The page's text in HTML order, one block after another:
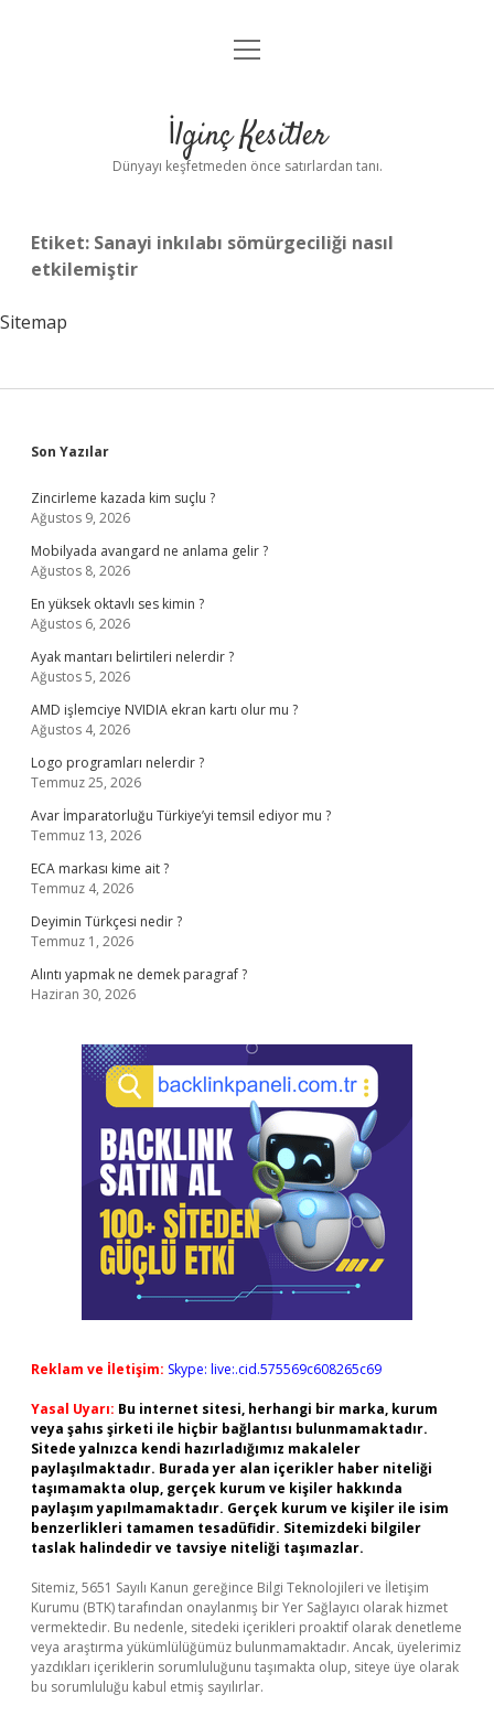
Anasayfa
Yasal Uyarı
menüyü
İlginç Kesitler
Dünyayı keşfetmeden önce satırlardan tanı.
Etiket: Sanayi inkılabı sömürgeciliği nasıl
etkilemiştir
Sitemap
Sidebar
Son Yazılar
Zincirleme kazada kim suçlu ?
Ağustos 9, 2026
Mobilyada avangard ne anlama gelir ?
Ağustos 8, 2026
En yüksek oktavlı ses kimin ?
Ağustos 6, 2026
Ayak mantarı belirtileri nelerdir ?
Ağustos 5, 2026
AMD işlemciye NVIDIA ekran kartı olur mu ?
Ağustos 4, 2026
Logo programları nelerdir ?
Temmuz 25, 2026
Avar İmparatorluğu Türkiye’yi temsil ediyor mu ?
Temmuz 13, 2026
ECA markası kime ait ?
Temmuz 4, 2026
Deyimin Türkçesi nedir ?
Temmuz 1, 2026
Alıntı yapmak ne demek paragraf ?
Haziran 30, 2026
Reklam ve İletişim: Skype: live:.cid.575569c608265c69
Yasal Uyarı: Bu internet sitesi, herhangi bir marka, kurum
veya şahıs şirketi ile hiçbir bağlantısı bulunmamaktadır.
Sitede yalnızca kendi hazırladığımız makaleler
paylaşılmaktadır. Burada yer alan içerikler haber niteliği
taşımamakta olup, gerçek kurum ve kişiler hakkında
paylaşım yapılmamaktadır. Gerçek kurum ve kişiler ile isim
benzerlikleri tamamen tesadüfidir. Sitemizdeki bilgiler
taslak halindedir ve tavsiye niteliği taşımazlar.
Sitemiz, 5651 Sayılı Kanun gereğince Bilgi Teknolojileri ve İletişim
Kurumu (BTK) tarafından onaylanmış bir Yer Sağlayıcı olarak hizmet
vermektedir. Bu nedenle, sitedeki içerikleri proaktif olarak denetleme
veya araştırma yükümlülüğümüz bulunmamaktadır. Ancak, üyelerimiz
yazdıkları içeriklerin sorumluluğunu taşımakta olup, siteye üye olarak
bu sorumluluğu kabul etmiş sayılırlar.